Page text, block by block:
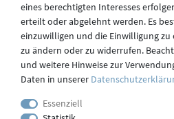
Versand
Kontakt
eines berechtigten Interesses
erteilt oder abgelehnt werden. Es
einzuwilligen und die Einwilligung
zu ändern oder zu widerrufen.
und weitere Hinweise zur
Daten in unserer
Essenziell